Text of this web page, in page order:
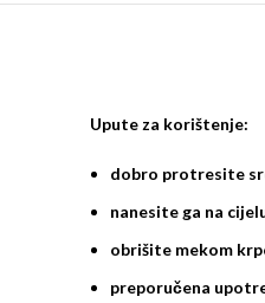
Upute za korištenje:
dobro protresite
nanesite ga na
obrišite mekom
preporučena